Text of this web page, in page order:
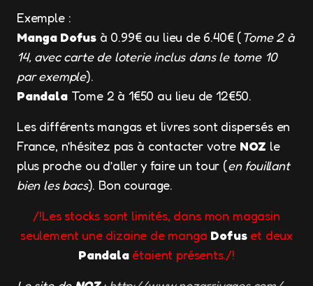
Exemple :
Manga Dofus à 0.99€ au lieu de 6.40€ (Tome 2 à
14, avec carte de loterie inclus dans le tome 10
par exemple).
PandalaTome 2 à 1€50 au lieu de 12€50.
Les différents mangas et livres sont dispersés en
France, n’hésitez pas à contacter votre NOZ le
plus proche ou d’aller y faire un tour (en fouillant
bien les bacs). Bon courage.
/!Les stocks sont limités, dans mon magasin
seulement une dizaine de manga Dofuset deux
Pandalaétaient présents./!